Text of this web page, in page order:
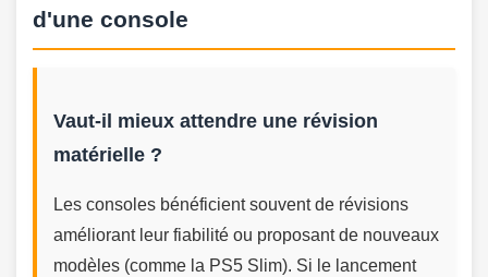
d'une console
Vaut-il mieux attendre une révision
matérielle ?
Les consoles bénéficient souvent de révisions
améliorant leur fiabilité ou proposant de nouveaux
modèles (comme la PS5 Slim). Si le lancement